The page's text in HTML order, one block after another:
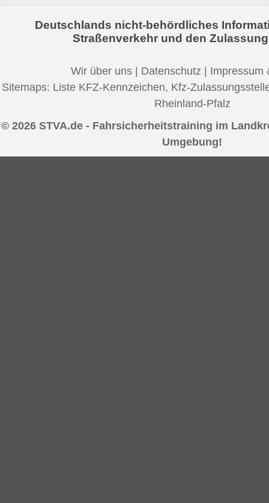
Deutschlands nicht-behördliches
Straßenverkehr und den
Wir über uns | Datenschutz | Impressum
Sitemaps: Liste KFZ-Kennzeichen, Kfz-
Rheinland-Pfalz
© 2026 STVA.de - Fahrsicherheitstraining im
Umgebung!